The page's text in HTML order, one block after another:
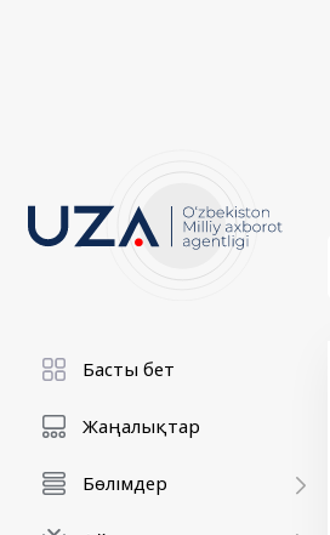
Басты бет
Жаңалықтар
Бөлімдер